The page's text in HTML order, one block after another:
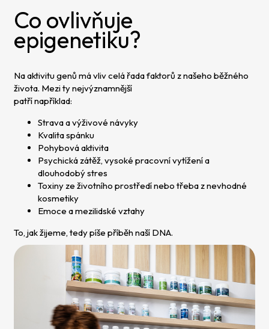
Co ovlivňuje
epigenetiku?
Na aktivitu genů má vliv celá řada faktorů z našeho běžného
života. Mezi ty nejvýznamnější
patří například:
Strava a výživové návyky
Kvalita spánku
Pohybová aktivita
Psychická zátěž, vysoké pracovní vytížení a
dlouhodobý stres
Toxiny ze životního prostředí nebo třeba z nevhodné
kosmetiky
Emoce a mezilidské vztahy
To, jak žijeme, tedy píše příběh naší DNA.